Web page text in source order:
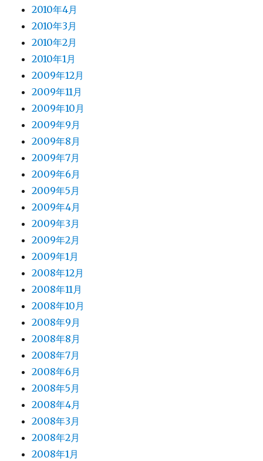
2010年4月
2010年3月
2010年2月
2010年1月
2009年12月
2009年11月
2009年10月
2009年9月
2009年8月
2009年7月
2009年6月
2009年5月
2009年4月
2009年3月
2009年2月
2009年1月
2008年12月
2008年11月
2008年10月
2008年9月
2008年8月
2008年7月
2008年6月
2008年5月
2008年4月
2008年3月
2008年2月
2008年1月